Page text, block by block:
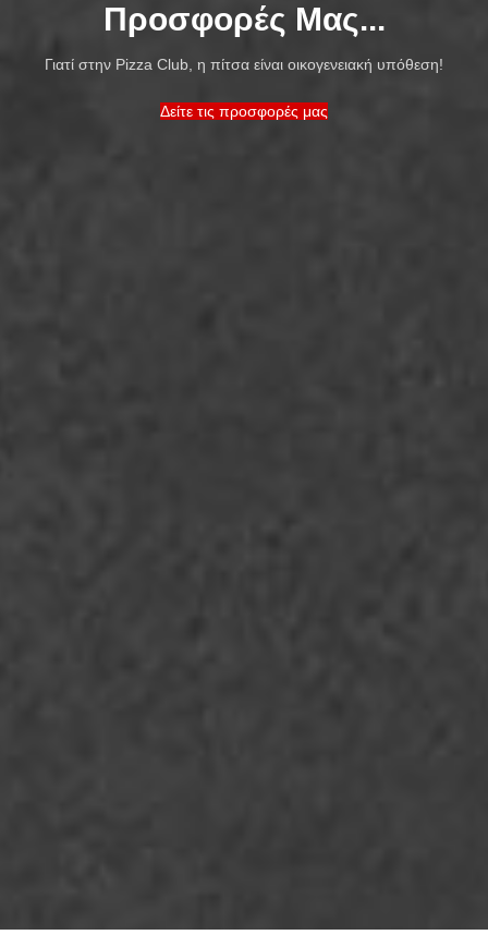
Προσφορές Μας...
Γιατί στην Pizza Club, η πίτσα είναι οικογενειακή υπόθεση!
Δείτε τις προσφορές μας